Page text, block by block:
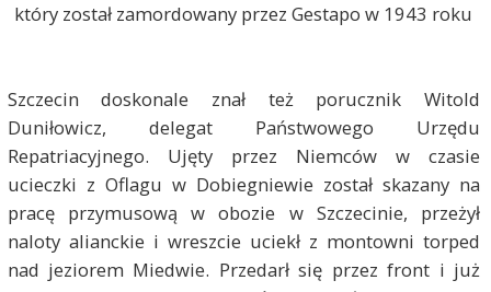
który został zamordowany przez Gestapo w 1943 roku
Szczecin doskonale znał też porucznik Witold
Duniłowicz, delegat Państwowego Urzędu
Repatriacyjnego. Ujęty przez Niemców w czasie
ucieczki z Oflagu w Dobiegniewie został skazany na
pracę przymusową w obozie w Szczecinie, przeżył
naloty alianckie i wreszcie uciekł z montowni torped
nad jeziorem Miedwie. Przedarł się przez front i już